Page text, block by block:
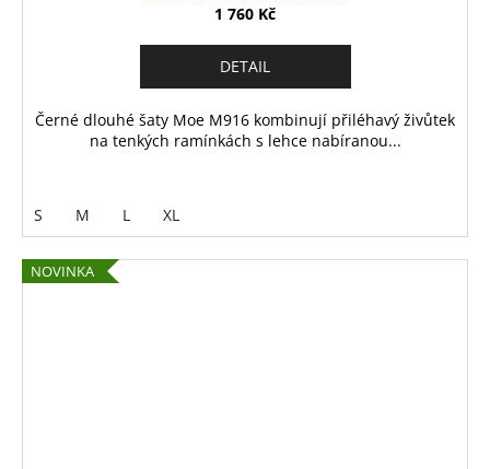
1 760 Kč
DETAIL
Černé dlouhé šaty Moe M916 kombinují přiléhavý živůtek
na tenkých ramínkách s lehce nabíranou...
S M L XL
NOVINKA